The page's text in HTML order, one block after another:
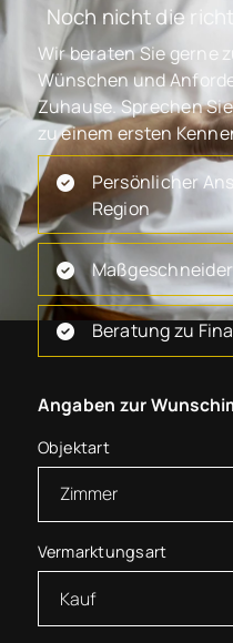
Noch nicht die
Wir beraten Sie gerne
Wünschen und
Zuhause. Sprechen
zu einem ersten
Persönlicher
Region
Beratung zu
Angaben zur
Objektart
Vermarktungsart